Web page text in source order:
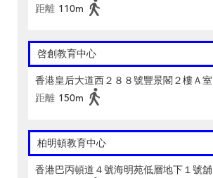
距離 110m
啓創教育中心
香港皇后大道西２８８號豐景閣２樓Ａ室
距離 150m
柏明頓教育中心
香港巴丙頓道４號海明苑低層地下１號舖